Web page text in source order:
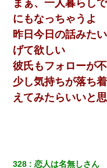
まぁ、一人暮らし
にもなっちゃうよ
昨日今日の話みた
げて欲しい
彼氏もフォローが
少し気持ちが落ち
えてみたらいいと
328 恋人は名無しさん